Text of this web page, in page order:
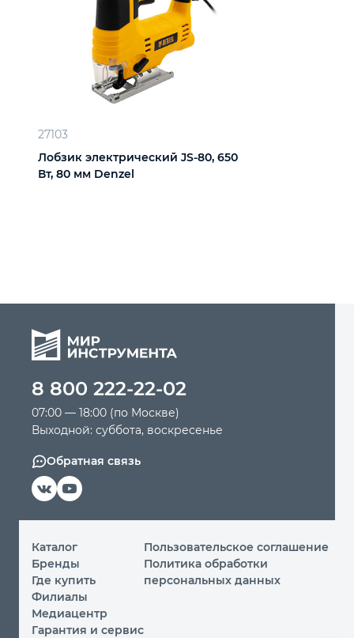
27103
Лобзик электрический JS-80, 650
Вт, 80 мм Denzel
8 800 222-22-02
07:00 — 18:00 (по Москве)
Выходной: суббота, воскресенье
Обратная связь
Каталог
Бренды
Где купить
Филиалы
Медиацентр
Гарантия и сервис
Пользовательское соглашение
Политика обработки
персональных данных